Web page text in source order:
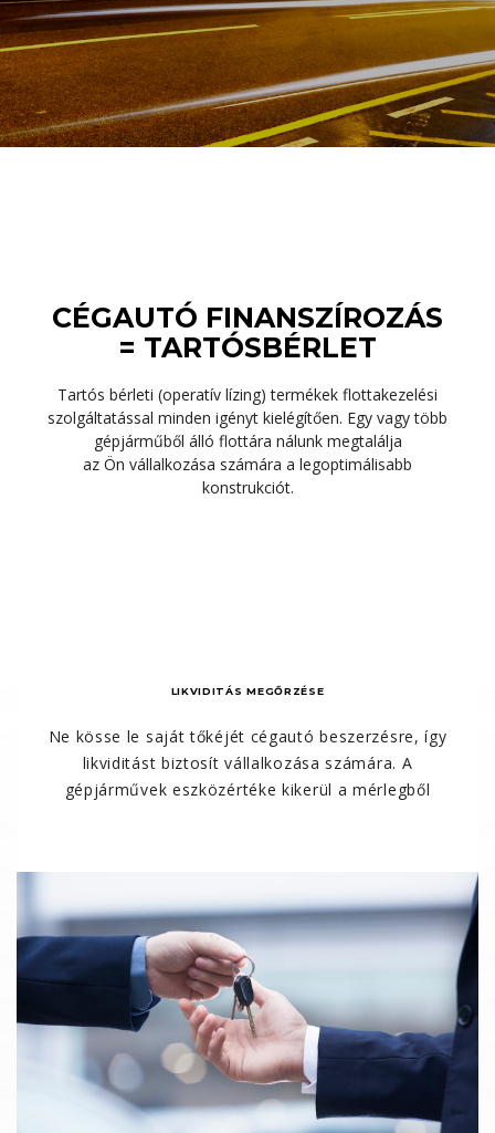
CÉGAUTÓ FINANSZÍROZÁS
= TARTÓSBÉRLET
Tartós bérleti (operatív lízing) termékek flottakezelési
szolgáltatással minden igényt kielégítően. Egy vagy több
gépjárműből álló flottára nálunk megtalálja
az Ön vállalkozása számára a legoptimálisabb
konstrukciót.
LIKVIDITÁS MEGŐRZÉSE
Ne kösse le saját tőkéjét cégautó beszerzésre, így
likviditást biztosít vállalkozása számára. A
gépjárművek eszközértéke kikerül a mérlegből